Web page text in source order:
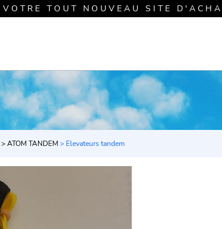
V O T R E T O U T N O U V E A U S I T E D ' A C H
>ATOM TANDEM> Elevateurs tandem